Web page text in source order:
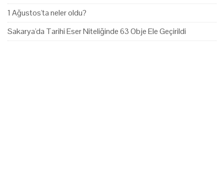
1 Ağustos'ta neler oldu?
Sakarya'da Tarihi Eser Niteliğinde 63 Obje Ele Geçirildi